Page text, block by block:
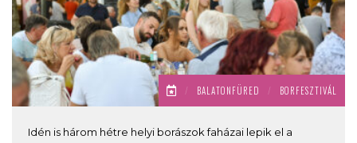
/ BALATONFÜRED / BORFESZTIVÁL
Idén is három hétre helyi borászok faházai lepik el a